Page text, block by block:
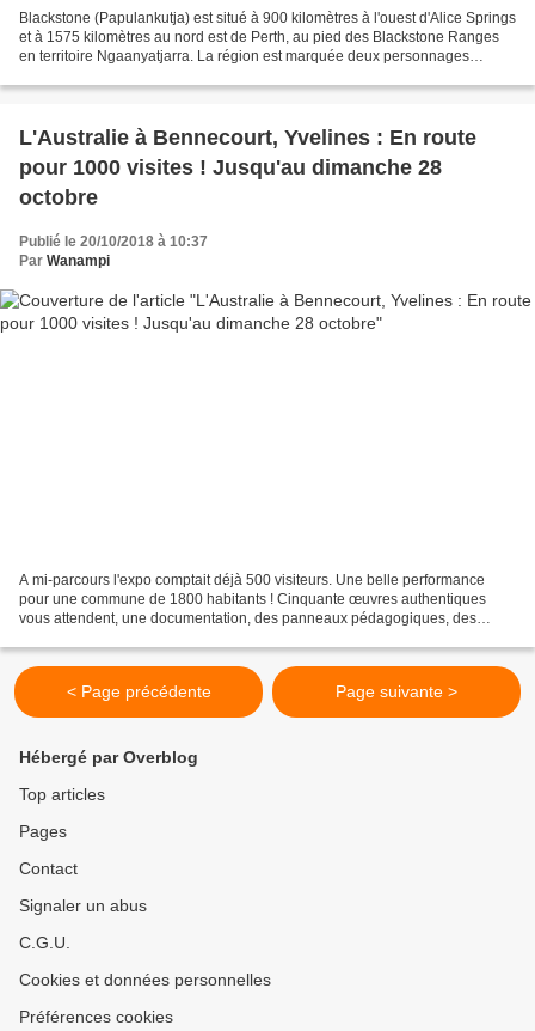
Blackstone (Papulankutja) est situé à 900 kilomètres à l'ouest d'Alice Springs
et à 1575 kilomètres au nord est de Perth, au pied des Blackstone Ranges
en territoire Ngaanyatjarra. La région est marquée deux personnages
L'Australie à Bennecourt, Yvelines : En route
pour 1000 visites ! Jusqu'au dimanche 28
octobre
Publié le 20/10/2018 à 10:37
Par Wanampi
A mi-parcours l'expo comptait déjà 500 visiteurs. Une belle performance
pour une commune de 1800 habitants ! Cinquante œuvres authentiques
vous attendent, une documentation, des panneaux pédagogiques, des
< Page précédente Page suivante >
Hébergé par Overblog
Top articles
Pages
Contact
Signaler un abus
C.G.U.
Cookies et données personnelles
Préférences cookies